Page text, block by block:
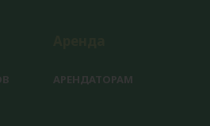
АРЕНДАТОРАМ